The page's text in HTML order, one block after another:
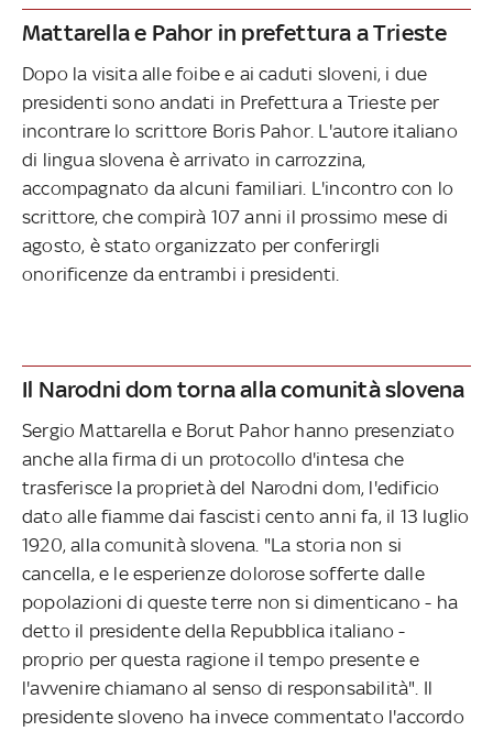
Mattarella e Pahor in prefettura a Trieste
Dopo la visita alle foibe e ai caduti sloveni, i due
presidenti sono andati in Prefettura a Trieste per
incontrare lo scrittore Boris Pahor. L'autore italiano
di lingua slovena è arrivato in carrozzina,
accompagnato da alcuni familiari. L'incontro con lo
scrittore, che compirà 107 anni il prossimo mese di
agosto, è stato organizzato per conferirgli
onorificenze da entrambi i presidenti.
Il Narodni dom torna alla comunità slovena
Sergio Mattarella e Borut Pahor hanno presenziato
anche alla firma di un protocollo d'intesa che
trasferisce la proprietà del Narodni dom, l'edificio
dato alle fiamme dai fascisti cento anni fa, il 13 luglio
1920, alla comunità slovena. "La storia non si
cancella, e le esperienze dolorose sofferte dalle
popolazioni di queste terre non si dimenticano - ha
detto il presidente della Repubblica italiano -
proprio per questa ragione il tempo presente e
l'avvenire chiamano al senso di responsabilità". Il
presidente sloveno ha invece commentato l'accordo